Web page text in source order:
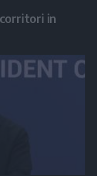
in